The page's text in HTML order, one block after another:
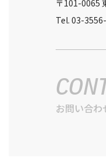
〒101-0065
Tel. 03-
お問い合わ